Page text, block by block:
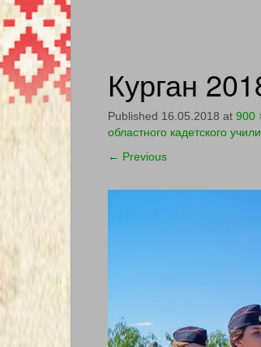
Курган
Published 16.05.2018 at 900
областного кадетского
← Previous